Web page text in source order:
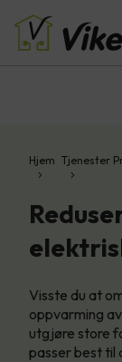
Hjem Tjenester
Visste du at
oppvarming
utgjøre store
passer best til